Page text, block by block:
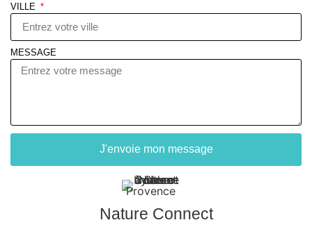
VILLE
MESSAGE
J'envoie mon message
Nature Connect